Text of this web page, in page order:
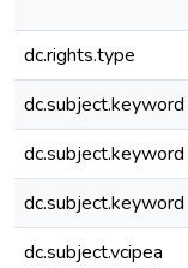
dc.rights.type
dc.subject.keyword
dc.subject.keyword
dc.subject.keyword
dc.subject.vcipea